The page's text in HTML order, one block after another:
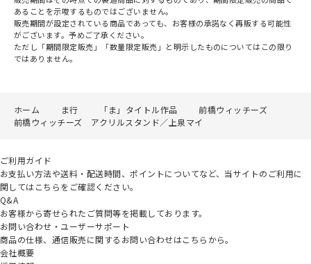
あることを示唆するものではございません。
販売期間が設定されている商品であっても、お客様の承諾なく再販する可能性
がございます。予めご了承ください。
ただし「期間限定販売」「数量限定販売」と明示したものについてはこの限り
ではありません。
ホーム ま行 「ま」タイトル作品
前橋ウィッチーズ
前橋ウィッチーズ アクリルスタンド／上泉マイ
ご利用ガイド
お支払い方法や送料・配送時間、ポイントについてなど、当サイトのご利用に
関してはこちらをご確認ください。
Q&A
お客様から寄せられたご質問等を掲載しております。
お問い合わせ・ユーザーサポート
商品の仕様、通信販売に関するお問い合わせはこちらから。
会社概要